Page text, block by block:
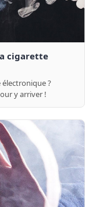
cigarette
électronique ?
y arriver !